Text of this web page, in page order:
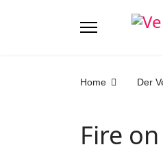
Home Der
Fire